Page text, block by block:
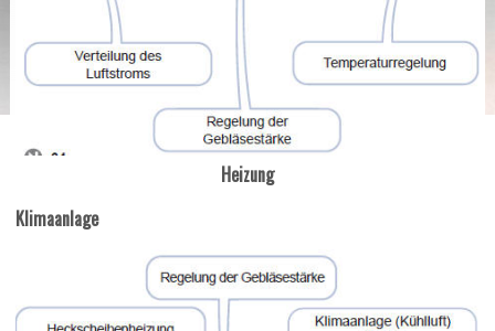
Heizung
Klimaanlage